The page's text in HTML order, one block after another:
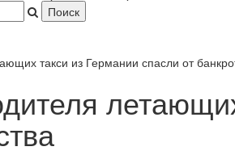
такси из Германии спасли от